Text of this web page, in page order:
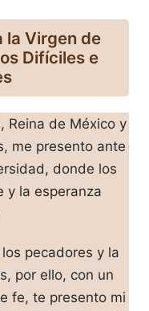
la Virgen de
Difíciles e
Reina de México y
me presento ante
donde los
y la esperanza
pecadores y la
por ello, con un
fe, te presento mi